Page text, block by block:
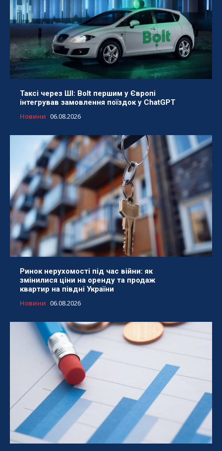
Таксі через ШІ: Bolt першим у Європі
інтегрував замовлення поїздок у ChatGPT
Новини 06.08.2026
Ринок нерухомості під час війни: як
змінилися ціни на оренду та продаж
квартир на півдні України
Новини 06.08.2026